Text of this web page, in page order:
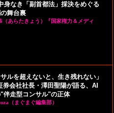
身なき「副首都法」採決をめぐる
舞台裏
（あらたきょう）『国家権力＆メディ
サルを超えないと、生き残れない」
会社社長・澤田聖陽が語る、AI
伴走型コンサル"の正体
（まぐまぐ編集部）